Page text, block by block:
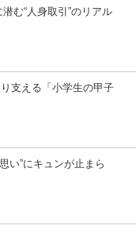
む“人身取引”のリアル
支える「小学生の甲子
い”にキュンが止まら